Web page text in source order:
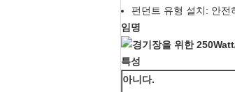
펀던트 유형 설치: 안전
임명
특성
아니다.